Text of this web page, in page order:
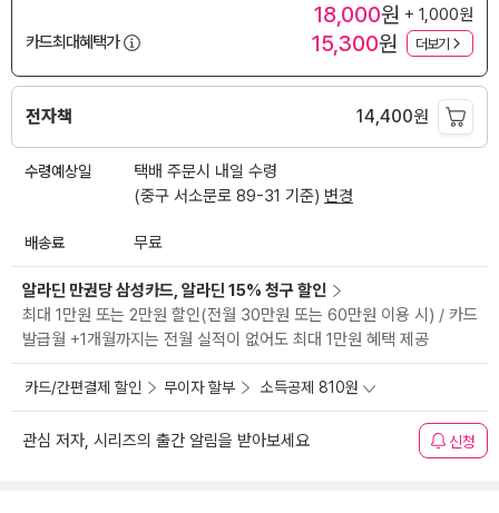
18,000원 + 1,000원
카드최대혜택가
15,300원 더보기
전자책 14,400원
수령예상일
택배 주문시 내일 수령
(중구 서소문로 89-31 기준) 변경
배송료 무료
알라딘 만권당 삼성카드, 알라딘 15% 청구 할인
최대 1만원 또는 2만원 할인(전월 30만원 또는 60만원 이용 시) / 카드
발급월 +1개월까지는 전월 실적이 없어도 최대 1만원 혜택 제공
카드/간편결제 할인 무이자 할부 소득공제 810원
관심 저자, 시리즈의 출간 알림을 받아보세요 신청